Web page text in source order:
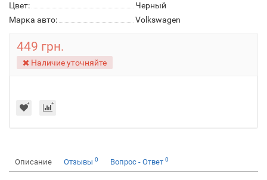
Цвет:
Черный
Марка авто:
Volkswagen
449 грн.
Наличие уточняйте
Описание Отзывы 0 Вопрос - Ответ 0